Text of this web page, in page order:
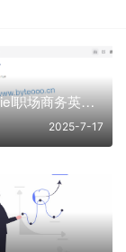
学长Daniel职场商务英语口语课程资料分享
2025-7-17